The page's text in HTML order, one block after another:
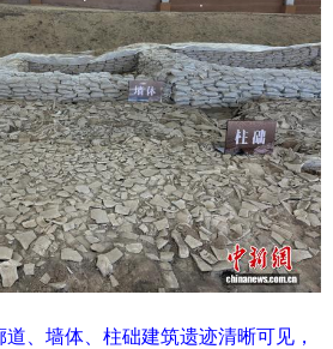
、墙体、柱础建筑遗迹清晰可见，